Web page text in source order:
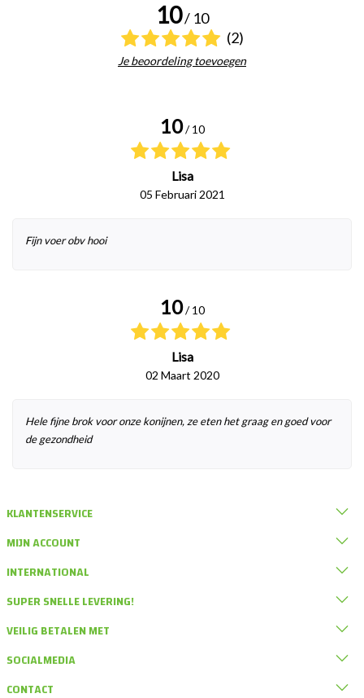
10/ 10
(2)
Je beoordeling toevoegen
10 / 10
Lisa
05 Februari 2021
Fijn voer obv hooi
10 / 10
Lisa
02 Maart 2020
Hele fijne brok voor onze konijnen, ze eten het graag en goed voor
de gezondheid
KLANTENSERVICE
MIJN ACCOUNT
INTERNATIONAL
SUPER SNELLE LEVERING!
VEILIG BETALEN MET
SOCIALMEDIA
CONTACT